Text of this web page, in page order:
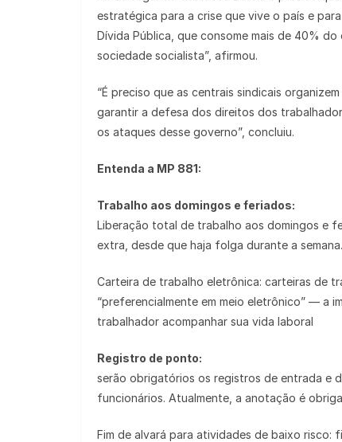
estratégica para a crise que vive o país e
Dívida Pública, que consome mais de 40%
sociedade socialista”, afirmou.
“É preciso que as centrais sindicais
garantir a defesa dos direitos dos
os ataques desse governo”, concluiu.
Entenda a MP 881:
Trabalho aos domingos e feriados:
Liberação total de trabalho aos domingos e
extra, desde que haja folga durante a
Carteira de trabalho eletrônica: carteiras de
“preferencialmente em meio eletrônico” — a
trabalhador acompanhar sua vida laboral
Registro de ponto:
serão obrigatórios os registros de entrada e
funcionários. Atualmente, a anotação é
Fim de alvará para atividades de baixo risco: